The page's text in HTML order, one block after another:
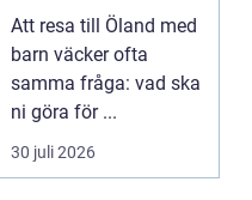
hela familjen
Att resa till Öland med
barn väcker ofta
samma fråga: vad ska
ni göra för ...
30 juli 2026